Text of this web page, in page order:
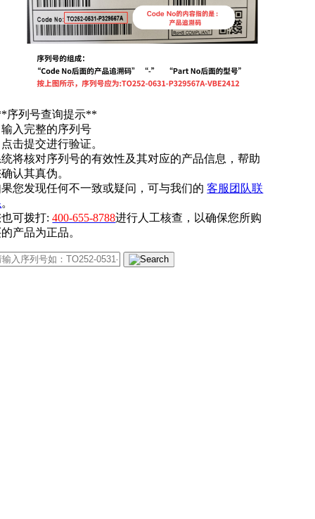
序列号查询提示**
输入完整的序列号
点击提交进行验证。
将核对序列号的有效性及其对应的产品信息，帮助
认其真伪。
您发现任何不一致或疑问，可与我们的客服团队联
。
也可拨打:400-655-8788进行人工核查，以确保您所购
产品为正品。